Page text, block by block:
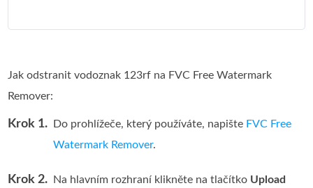
Jak odstranit vodoznak 123rf na FVC Free Watermark
Remover:
Krok 1. Do prohlížeče, který používáte, napište FVC Free
Watermark Remover.
Krok 2. Na hlavním rozhraní klikněte na tlačítko Upload